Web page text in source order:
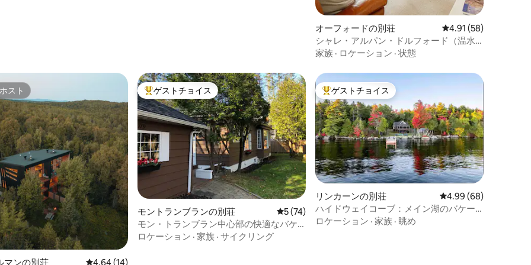
オーフォードの別荘 レビュー58件、5つ
4.91 (58)
シャレ・アルパン・ドルフォード（温水
プール＆テニス）
家族 · ロケーション · 状態
つ星の平均評価
スト
スト
マンの別荘 レビュー14件、5つ星中4.64つ星の平均評価
4.64 (14)
大好評のゲストチョイスです。
ゲストチョイス
モントランブランの別荘 レビュー74件、5つ星中5つ星の平均評価
5 (74)
モン・トランブラン中心部の快適なバケ
ーションホーム
ロケーション · 家族 · サイクリング
大好評のゲストチョイスです。
ゲストチョイス
リンカーンの別荘 レビュー68件、5つ星
4.99 (68)
ハイドウェイコーブ：メイン湖のバケー
ションホーム！
ロケーション · 家族 · 眺め